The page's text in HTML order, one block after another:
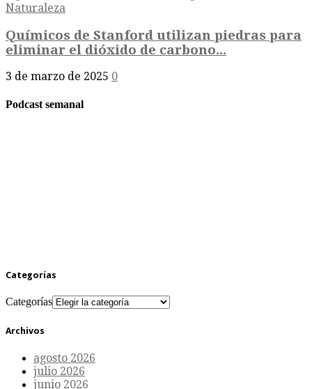
Naturaleza
Químicos de Stanford utilizan piedras para
eliminar el dióxido de carbono...
3 de marzo de 2025 0
Podcast semanal
Categorías
Categorías
Archivos
agosto 2026
julio 2026
junio 2026